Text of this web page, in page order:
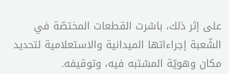
على إثر ذلك، باشرت القطعات المختصّة في
الشّعبة إجراءاتها الميدانية والاستعلامية لتحديد
مكان وهويّة المشتبه فيه، وتوقيفه.